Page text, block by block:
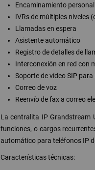
Encaminamiento
IVRs de múltiples niveles
Llamadas en espera
Asistente automático
Registro de detalles de
Interconexión en red con
Soporte de vídeo SIP
Correo de voz
Reenvío de fax a correo
La centralita IP Grandstream
funciones, o cargos
automático para teléfonos IP
Características técnicas: